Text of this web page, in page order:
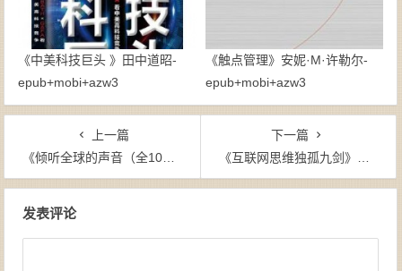
《中美科技巨头 》田中道昭-
epub+mobi+azw3
《触点管理》安妮·M·许勒尔-
epub+mobi+azw3
上一篇
《倾听全球的声音（全10册）》-mobi
下一篇
《互联网思维独孤九剑》赵大伟-mobi
发表评论